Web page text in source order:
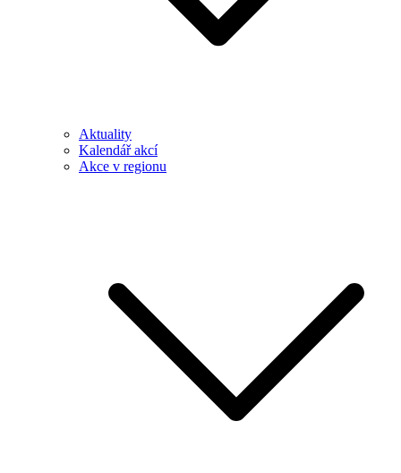
Aktuality
Kalendář akcí
Akce v regionu